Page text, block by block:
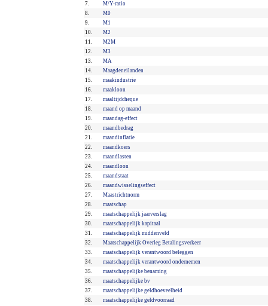
7.
M/Y-ratio
8.
M0
9.
M1
10.
M2
11.
M2M
12.
M3
13.
MA
14.
Maagdeneilanden
15.
maakindustrie
16.
maakloon
17.
maaltijdcheque
18.
maand op maand
19.
maandag-effect
20.
maandbedrag
21.
maandinflatie
22.
maandkoers
23.
maandlasten
24.
maandloon
25.
maandstaat
26.
maandwisselingseffect
27.
Maastrichtnorm
28.
maatschap
29.
maatschappelijk jaarverslag
30.
maatschappelijk kapitaal
31.
maatschappelijk middenveld
32.
Maatschappelijk Overleg Betalingsverkeer
33.
maatschappelijk verantwoord beleggen
34.
maatschappelijk verantwoord ondernemen
35.
maatschappelijke benaming
36.
maatschappelijke bv
37.
maatschappelijke geldhoeveelheid
38.
maatschappelijke geldvoorraad